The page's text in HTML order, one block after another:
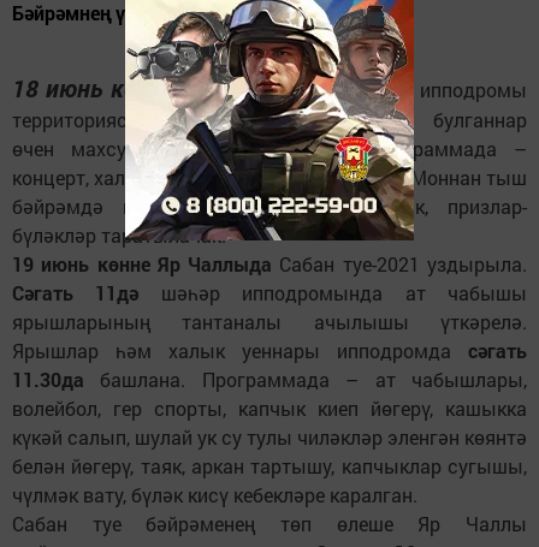
Бәйрәмнең үткәрү программасы билгеле.
18 июнь көнне сәгать 11.00дәшәһәр ипподромы
территориясендә сәламәтлекләре чикле булганнар
өчен махсус бәйрәм оештырыла. Программада –
концерт, халык уеннары, спорт ярышлары. Моннан тыш
бәйрәмдә көрәш ярышлары да узачак, призлар-
бүләкләр таратылачак.
19 июнь көнне Яр Чаллыда Сабан туе-2021 уздырыла.
Сәгать 11дә шәһәр ипподромында ат чабышы
ярышларының тантаналы ачылышы үткәрелә.
Ярышлар һәм халык уеннары ипподромда сәгать
11.30да башлана. Программада – ат чабышлары,
волейбол, гер спорты, капчык киеп йөгерү, кашыкка
күкәй салып, шулай ук су тулы чиләкләр эленгән көянтә
белән йөгерү, таяк, аркан тартышу, капчыклар сугышы,
чүлмәк вату, бүләк кисү кебекләре каралган.
Сабан туе бәйрәменең төп өлеше Яр Чаллы